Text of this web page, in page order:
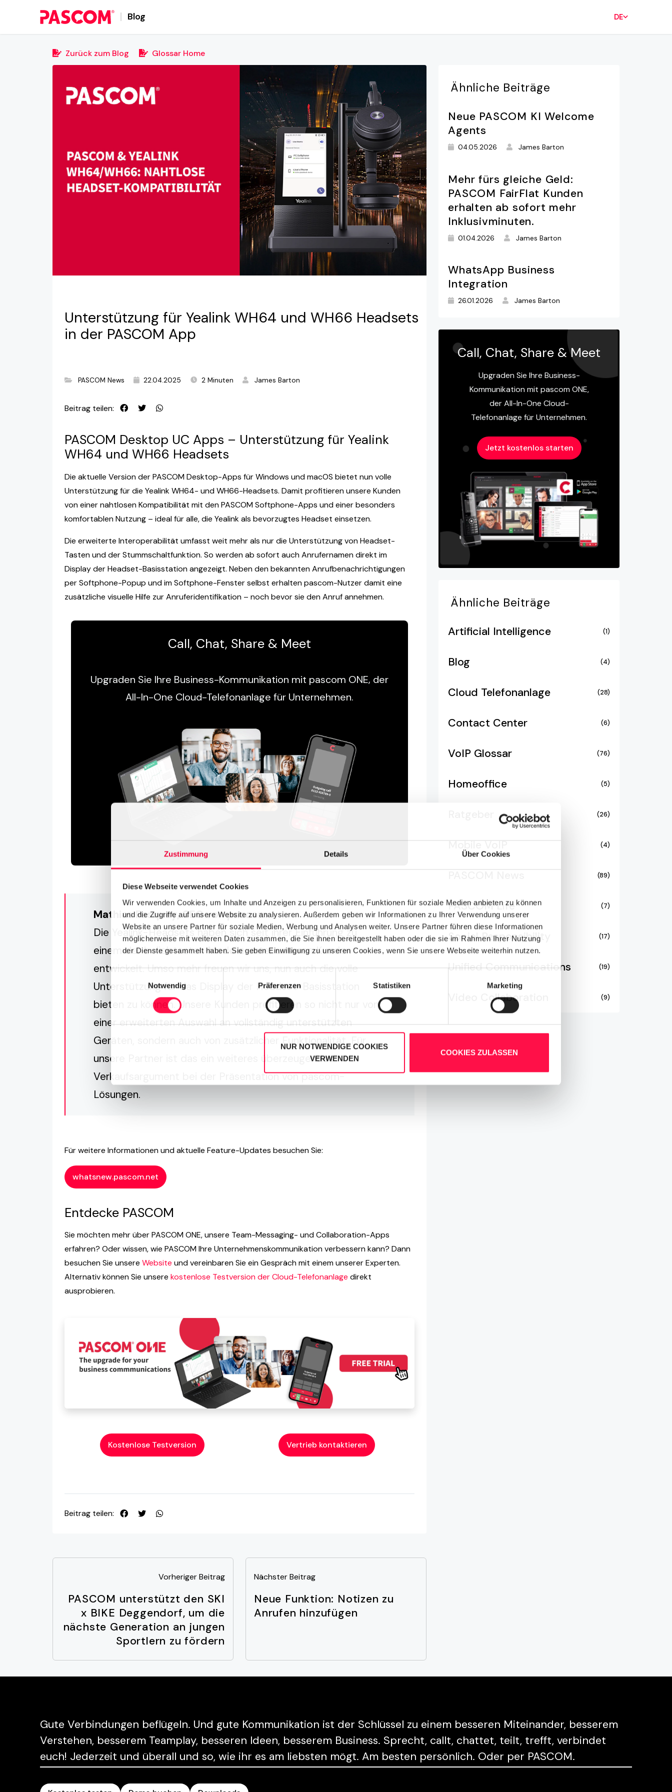
Zustimmung Details Über Cookies
Diese Webseite verwendet Cookies
Wir verwenden Cookies, um Inhalte und Anzeigen zu personalisieren, Funktionen für soziale Medien anbieten zu können
und die Zugriffe auf unsere Website zu analysieren. Außerdem geben wir Informationen zu Ihrer Verwendung unserer
Website an unsere Partner für soziale Medien, Werbung und Analysen weiter. Unsere Partner führen diese Informationen
möglicherweise mit weiteren Daten zusammen, die Sie ihnen bereitgestellt haben oder die sie im Rahmen Ihrer Nutzung
der Dienste gesammelt haben. Sie geben Einwilligung zu unseren Cookies, wenn Sie unsere Webseite weiterhin nutzen.
Einwilligungsauswahl
Notwendig
Präferenzen Statistiken Marketing
NUR NOTWENDIGE COOKIES
VERWENDEN
COOKIES ZULASSEN
Blog DE
Zurück zum Blog Glossar Home
Unterstützung für Yealink WH64 und WH66 Headsets
in der PASCOM App
PASCOM News 22.04.2025 2 Minuten James Barton
Beitrag teilen:
PASCOM Desktop UC Apps – Unterstützung für Yealink
WH64 und WH66 Headsets
Die aktuelle Version der PASCOM Desktop-Apps für Windows und macOS bietet nun volle
Unterstützung für die Yealink WH64- und WH66-Headsets. Damit profitieren unsere Kunden
von einer nahtlosen Kompatibilität mit den PASCOM Softphone-Apps und einer besonders
komfortablen Nutzung – ideal für alle, die Yealink als bevorzugtes Headset einsetzen.
Die erweiterte Interoperabilität umfasst weit mehr als nur die Unterstützung von Headset-
Tasten und der Stummschaltfunktion. So werden ab sofort auch Anrufernamen direkt im
Display der Headset-Basisstation angezeigt. Neben den bekannten Anrufbenachrichtigungen
per Softphone-Popup und im Softphone-Fenster selbst erhalten pascom-Nutzer damit eine
zusätzliche visuelle Hilfe zur Anruferidentifikation – noch bevor sie den Anruf annehmen.
Call, Chat, Share & Meet
Upgraden Sie Ihre Business-Kommunikation mit pascom ONE, der
All-In-One Cloud-Telefonanlage für Unternehmen.
Mathias Pasquay, CEO von pascom
Die Yealink-Headsets haben sich seit ihrer Einführung zu
einem der beliebtesten Modelle unter unseren Kunden
entwickelt. Umso mehr freuen wir uns, nun auch die volle
Unterstützung für das Display der Headset-Basisstation
bieten zu können. Unsere Kunden profitieren so nicht nur von
einer erweiterten Auswahl an vollständig unterstützten
Geräten, sondern auch von zusätzlicher Funktionalität. Für
unsere Partner ist das ein weiteres überzeugendes
Verkaufsargument bei der Präsentation von pascom-
Lösungen.
Für weitere Informationen und aktuelle Feature-Updates besuchen Sie:
whatsnew.pascom.net
Entdecke PASCOM
Sie möchten mehr über PASCOM ONE, unsere Team-Messaging- und Collaboration-Apps
erfahren? Oder wissen, wie PASCOM Ihre Unternehmenskommunikation verbessern kann? Dann
besuchen Sie unsere Website und vereinbaren Sie ein Gespräch mit einem unserer Experten.
Alternativ können Sie unsere kostenlose Testversion der Cloud-Telefonanlage direkt
ausprobieren.
Kostenlose Testversion Vertrieb kontaktieren
Beitrag teilen:
Vorheriger Beitrag
PASCOM unterstützt den SKI
x BIKE Deggendorf, um die
nächste Generation an jungen
Sportlern zu fördern
Nächster Beitrag
Neue Funktion: Notizen zu
Anrufen hinzufügen
Ähnliche Beiträge
Neue PASCOM KI Welcome
Agents
04.05.2026 James Barton
Mehr fürs gleiche Geld:
PASCOM FairFlat Kunden
erhalten ab sofort mehr
Inklusivminuten.
01.04.2026 James Barton
WhatsApp Business
Integration
26.01.2026 James Barton
Call, Chat, Share & Meet
Upgraden Sie Ihre Business-
Kommunikation mit pascom ONE,
der All-In-One Cloud-
Telefonanlage für Unternehmen.
Jetzt kostenlos starten
Ähnliche Beiträge
Artificial Intelligence (1)
Blog (4)
Cloud Telefonanlage (28)
Contact Center (6)
VoIP Glossar (76)
Homeoffice (5)
(26)
Mobile VoIP (4)
(89)
PASCOM Life (7)
Social Responsibility (17)
Unified Communications (19)
Video Collaboration (9)
Gute Verbindungen beflügeln. Und gute Kommunikation ist der Schlüssel zu einem besseren Miteinander, besserem
Verstehen, besserem Teamplay, besseren Ideen, besserem Business. Sprecht, callt, chattet, teilt, trefft, verbindet
euch! Jederzeit und überall und so, wie ihr es am liebsten mögt. Am besten persönlich. Oder per PASCOM.